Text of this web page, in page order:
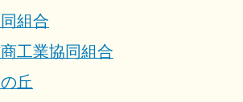
組合
工業協同組合
丘